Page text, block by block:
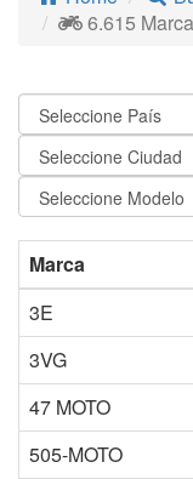
6.615
Marca
3E
3VG
47 MOTO
505-MOTO